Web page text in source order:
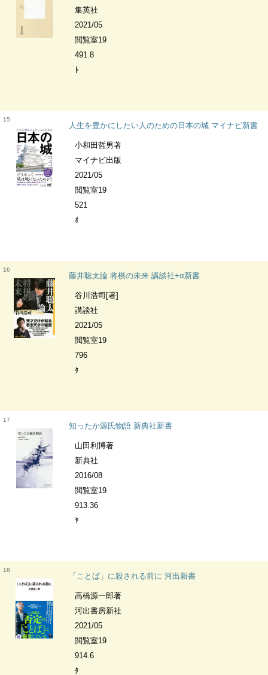
集英社
2021/05
閲覧室19
491.8
ﾄ
15
人生を豊かにしたい人のための日本の城 マイナビ新書
小和田哲男著
マイナビ出版
2021/05
閲覧室19
521
ｵ
16
藤井聡太論 将棋の未来 講談社+α新書
谷川浩司[著]
講談社
2021/05
閲覧室19
796
ﾀ
17
知ったか源氏物語 新典社新書
山田利博著
新典社
2016/08
閲覧室19
913.36
ﾔ
18
「ことば」に殺される前に 河出新書
高橋源一郎著
河出書房新社
2021/05
閲覧室19
914.6
ﾀ